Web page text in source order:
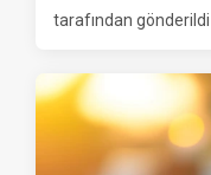
tarafından gönderildi